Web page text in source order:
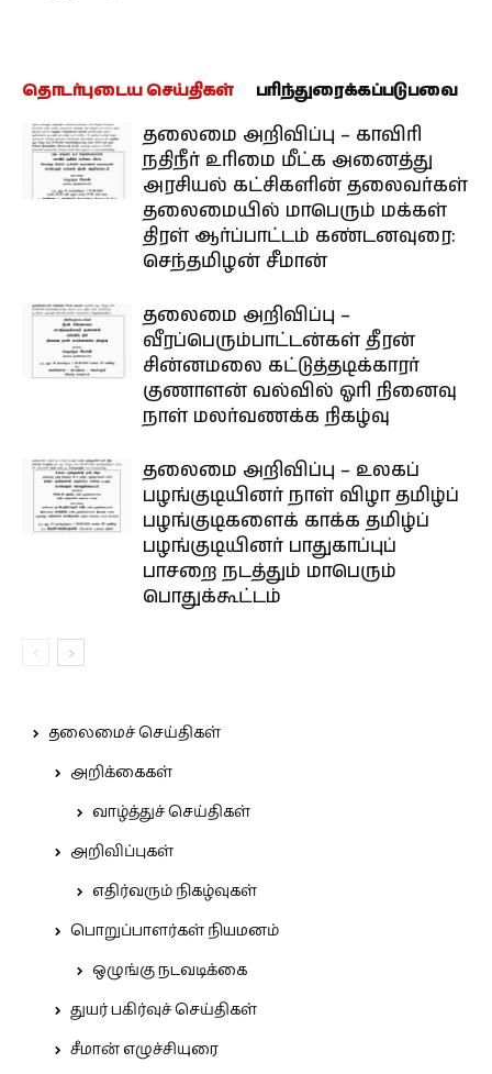
தொடர்புடைய செய்திகள் பரிந்துரைக்கப்படுபவை
தலைமை அறிவிப்பு – காவிரி
நதிநீர் உரிமை மீட்க அனைத்து
அரசியல் கட்சிகளின் தலைவர்கள்
தலைமையில் மாபெரும் மக்கள்
திரள் ஆர்ப்பாட்டம் கண்டனவுரை:
செந்தமிழன் சீமான்
தலைமை அறிவிப்பு –
வீரப்பெரும்பாட்டன்கள் தீரன்
சின்னமலை கட்டுத்தடிக்காரர்
குணாளன் வல்வில் ஓரி நினைவு
நாள் மலர்வணக்க நிகழ்வு
தலைமை அறிவிப்பு – உலகப்
பழங்குடியினர் நாள் விழா தமிழ்ப்
பழங்குடிகளைக் காக்க தமிழ்ப்
பழங்குடியினர் பாதுகாப்புப்
பாசறை நடத்தும் மாபெரும்
பொதுக்கூட்டம்
தலைமைச் செய்திகள்
அறிக்கைகள்
வாழ்த்துச் செய்திகள்
அறிவிப்புகள்
எதிர்வரும் நிகழ்வுகள்
பொறுப்பாளர்கள் நியமனம்
ஒழுங்கு நடவடிக்கை
துயர் பகிர்வுச் செய்திகள்
சீமான் எழுச்சியுரை